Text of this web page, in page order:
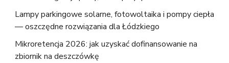
Lampy parkingowe solarne, fotowoltaika i pompy ciepła
— oszczędne rozwiązania dla Łódzkiego
Mikroretencja 2026: jak uzyskać dofinansowanie na
zbiornik na deszczówkę